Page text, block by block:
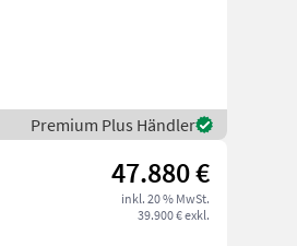
Premium Plus Händler
47.880 €
inkl. 20 % MwSt.
39.900 € exkl.